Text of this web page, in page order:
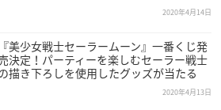
2020年4月14日
『美少女戦士セーラームーン』一番くじ発
決定！パーティーを楽しむセーラー戦士
描き下ろしを使用したグッズが当たる
2020年4月13日